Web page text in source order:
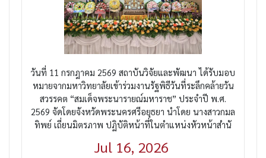
วันที่ 11 กรกฎาคม 2569 สถาบันวิจัยและพัฒนา ได้รับมอบ
หมายจากมหาวิทยาลัยเข้าร่วมงานรัฐพิธีวันที่ระลึกคล้ายวัน
สวรรคต “สมเด็จพระนารายณ์มหาราช” ประจำปี พ.ศ.
2569 จัดโดยจังหวัดพระนครศรีอยุธยา นำโดย นางสาวกมล
ทิพย์ เถี่ยนมิตรภาพ ปฏิบัติหน้าที่ในตำแหน่งหัวหน้าสำนั
Jul 16, 2026